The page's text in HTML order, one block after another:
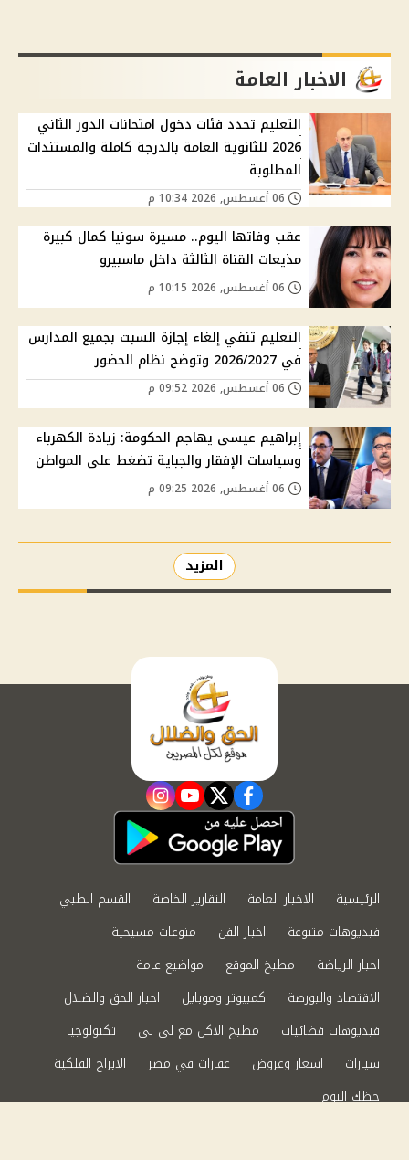
الاخبار العامة
التعليم تحدد فئات دخول امتحانات الدور الثاني
2026 للثانوية العامة بالدرجة كاملة والمستندات
المطلوبة
عقب وفاتها اليوم.. مسيرة سونيا كمال كبيرة
مذيعات القناة الثالثة داخل ماسبيرو
التعليم تنفي إلغاء إجازة السبت بجميع المدارس
في 2026/2027 وتوضح نظام الحضور
إبراهيم عيسى يهاجم الحكومة: زيادة الكهرباء
وسياسات الإفقار والجباية تضغط على المواطن
المزيد
facebook
twitter
youtube
instagram
الرئيسية الاخبار العامة التقارير الخاصة
القسم الطبي
فيديوهات متنوعة
اخبار الفن
منوعات مسيحية
اخبار الرياضة
مطبخ الموقع
مواضيع عامة
الاقتصاد والبورصة
كمبيوتر وموبايل
اخبار الحق والضلال
فيديوهات فضائيات
مطبخ الاكل مع لى لى
تكنولوجيا
سيارات
اسعار وعروض عقارات في مصر
الابراج الفلكية
حظك اليوم